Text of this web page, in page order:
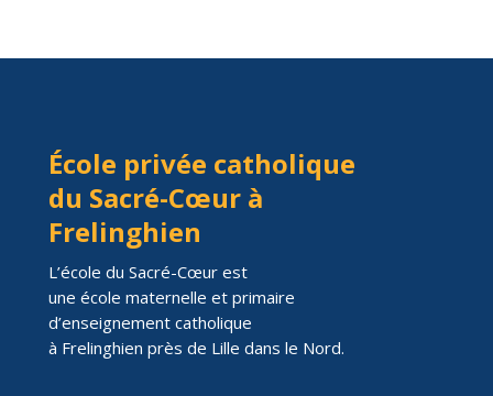
École privée catholique
du Sacré-Cœur à
Frelinghien
L’école du Sacré-Cœur est
une école maternelle et primaire
d’enseignement catholique
à Frelinghien près de Lille dans le Nord.